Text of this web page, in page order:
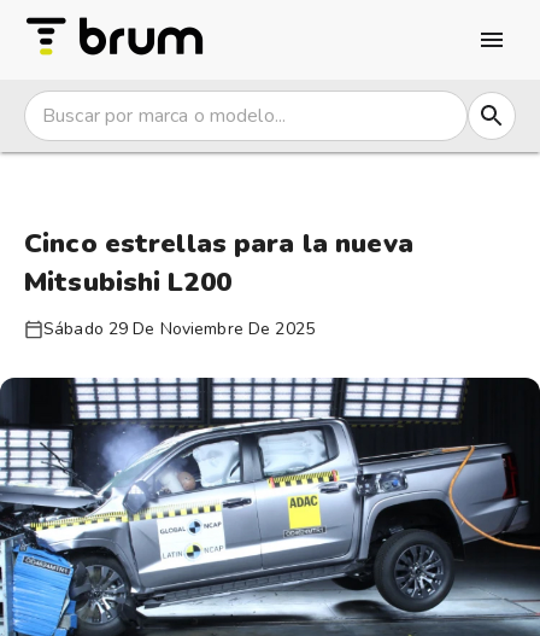
Cinco estrellas para la nueva
Mitsubishi L200
Sábado 29 De Noviembre De 2025